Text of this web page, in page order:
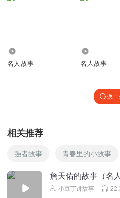
名人故事 名人故事
换一
相关推荐
强者故事 青春里的小故事
詹天佑的故事（名
小豆丁讲故事